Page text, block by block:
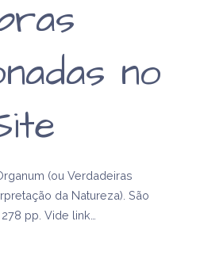
no
(ou Verdadeiras
da Natureza). São
pp. Vide link…